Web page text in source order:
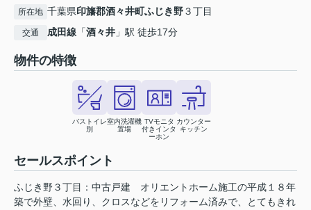
所在地 千葉県印旛郡酒々井町ふじき野３丁目
交通 成田線 「酒々井 」駅 徒歩17分
物件の特徴
バストイレ
別
室内洗濯機
置場
TVモニタ
付きインタ
ーホン
カウンター
キッチン
セールスポイント
ふじき野３丁目：中古戸建 オリエントホーム施工の平成１８年
築で外壁、水回り、クロスなどをリフォーム済みで、とてもきれ